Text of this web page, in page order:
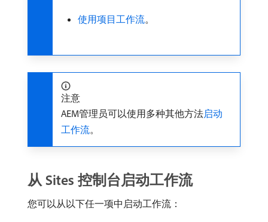
使用项目工作流。
注意
AEM管理员可以使用多种其他方法启动
工作流。
从 Sites 控制台启动工作流
您可以从以下任一项中启动工作流：